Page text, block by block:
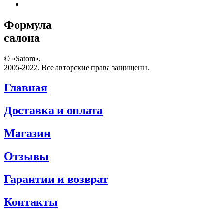
Формула
салона
© «Satom»,
2005-2022. Все авторские права защищены.
Главная
Доставка и оплата
Магазин
Отзывы
Гарантии и возврат
Контакты